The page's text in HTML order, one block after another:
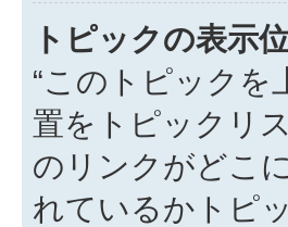
トピックの表示
“このトピックを
置をトピックリ
のリンクがどこ
れているかトピ